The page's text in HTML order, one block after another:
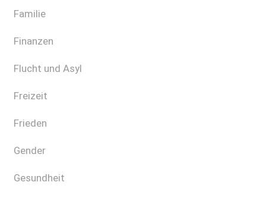
Familie
Finanzen
Flucht und Asyl
Freizeit
Frieden
Gender
Gesundheit